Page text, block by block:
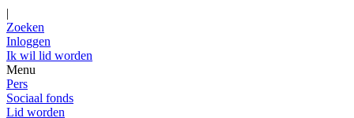
|
Zoeken
Inloggen
Ik wil lid worden
Menu
Pers
Sociaal fonds
Lid worden